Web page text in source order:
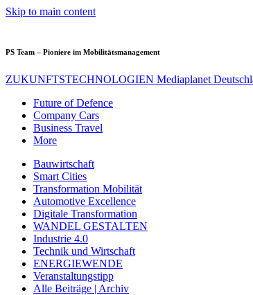
Skip to main content
PS Team – Pioniere im Mobilitätsmanagement
ZUKUNFTSTECHNOLOGIEN Mediaplanet
Future of Defence
Company Cars
Business Travel
More
Bauwirtschaft
Smart Cities
Transformation Mobilität
Automotive Excellence
Digitale Transformation
WANDEL GESTALTEN
Industrie 4.0
Technik und Wirtschaft
ENERGIEWENDE
Veranstaltungstipp
Alle Beiträge | Archiv